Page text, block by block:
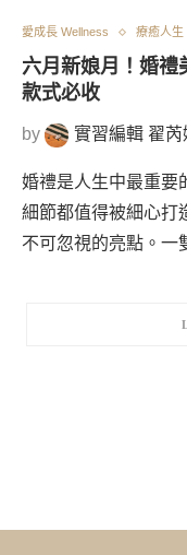
愛成長 Wellness 療癒人生
六月新娘月！婚禮
款式必收
by 實習編輯 翟芮
婚禮是人生中最重要
細節都值得被細心打
不可忽視的亮點。一